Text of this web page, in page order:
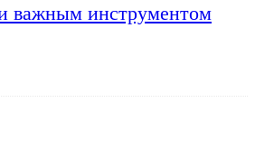
важным инструментом